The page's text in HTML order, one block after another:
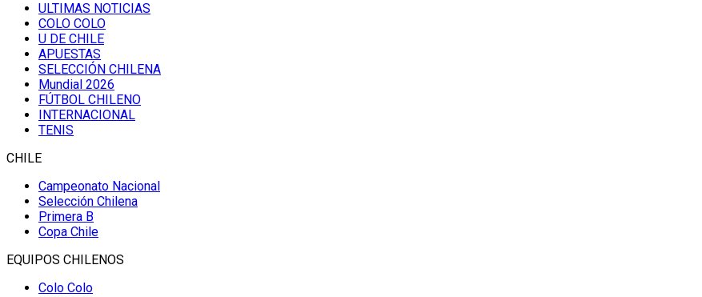
ULTIMAS NOTICIAS
COLO COLO
U DE CHILE
APUESTAS
SELECCIÓN CHILENA
Mundial 2026
FÚTBOL CHILENO
INTERNACIONAL
TENIS
CHILE
Campeonato Nacional
Selección Chilena
Primera B
Copa Chile
EQUIPOS CHILENOS
Colo Colo